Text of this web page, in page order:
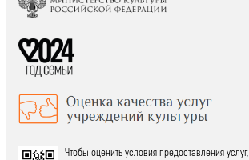
Чтобы оценить условия предоставления услуг,